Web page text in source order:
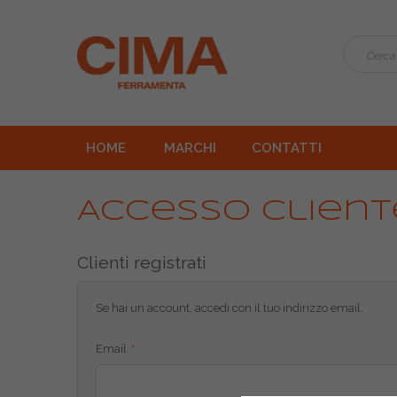
HOME MARCHI CONTATTI
Accesso
Clienti registrati
Se hai un account, accedi con il tuo indirizzo email.
Email